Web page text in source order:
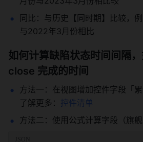
同比：与历史【同时期】比较，
与2022年3月份相比
如何计算缺陷状态时间间隔
close 完成的时间
方法一：在视图增加控件字段「累
了解更多： 控件清单
方法二：使用公式计算字段（旗